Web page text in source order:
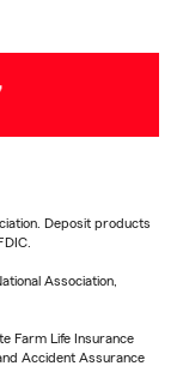
Deposit products
Association,
Farm Life Insurance
Accident Assurance